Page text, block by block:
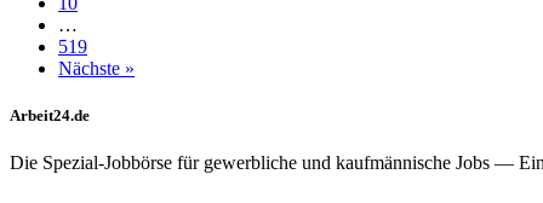
…
519
Nächste »
Arbeit24.de
Die Spezial-Jobbörse für gewerbliche und kaufmännische Jobs —